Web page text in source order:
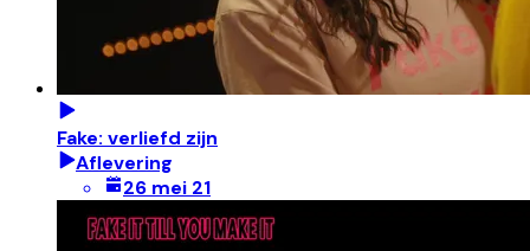
Fake: verliefd zijn
Aflevering
26 mei 21